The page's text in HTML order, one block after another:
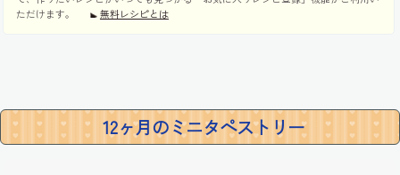
ただけます。
無料レシピとは
12ヶ月のミニタペストリー